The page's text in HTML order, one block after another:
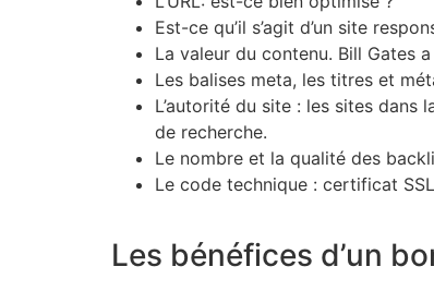
Est-ce qu’il s’agit d’un site
La valeur du contenu. Bill Gates
Les balises meta, les titres et
L’autorité du site : les sites
de recherche.
Le nombre et la qualité des
Le code technique : certificat
Les bénéfices d’un